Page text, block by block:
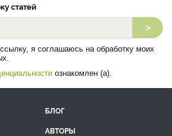
статей
>
я соглашаюсь на обработку моих
ознакомлен (а).
БЛОГ
АВТОРЫ